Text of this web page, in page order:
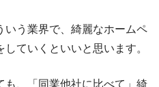
いう業界で、綺麗なホームペ
ていくといいと思います。
も、「同業他社に比べて」綺